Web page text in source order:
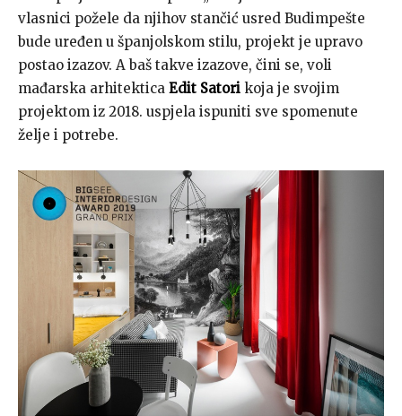
vlasnici požele da njihov stančić usred Budimpešte
bude uređen u španjolskom stilu, projekt je upravo
postao izazov. A baš takve izazove, čini se, voli
mađarska arhitektica Edit Satori koja je svojim
projektom iz 2018. uspjela ispuniti sve spomenute
želje i potrebe.